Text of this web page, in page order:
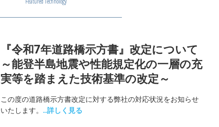
『令和7年道路橋示方書』改定について
～能登半島地震や性能規定化の一層の充
実等を踏まえた技術基準の改定～
この度の道路橋示方書改定に対する弊社の対応状況をお知らせ
いたします。 ..詳しく見る